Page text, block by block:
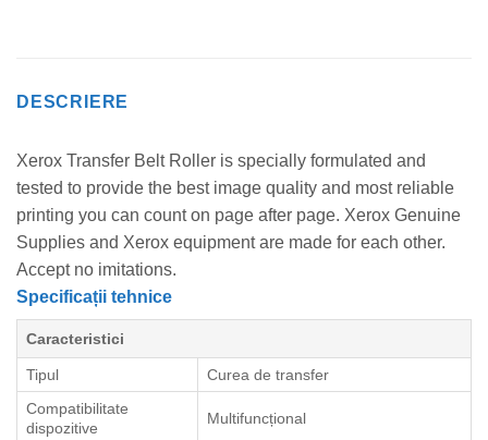
DESCRIERE
Xerox Transfer Belt Roller is specially formulated and
tested to provide the best image quality and most reliable
printing you can count on page after page. Xerox Genuine
Supplies and Xerox equipment are made for each other.
Accept no imitations.
Specificații tehnice
Caracteristici
Tipul
Curea de transfer
Compatibilitate
dispozitive
Multifuncțional